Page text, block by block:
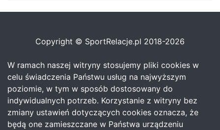
Copyright © SportRelacje.pl 2018-2026
W ramach naszej witryny stosujemy pliki cookies w
celu świadczenia Państwu usług na najwyższym
poziomie, w tym w sposób dostosowany do
indywidualnych potrzeb. Korzystanie z witryny bez
zmiany ustawień dotyczących cookies oznacza, że
będą one zamieszczane w Państwa urządzeniu